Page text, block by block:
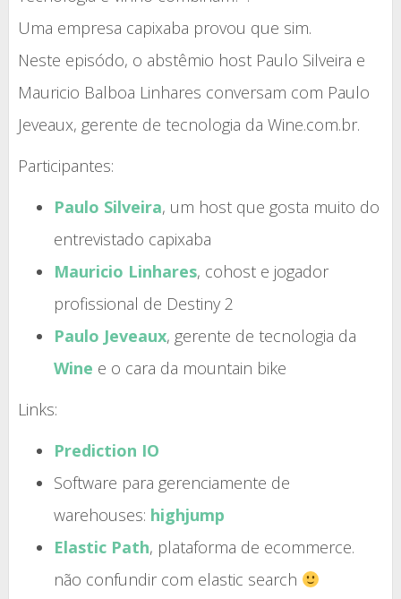
Uma empresa capixaba provou que sim.
Neste episódo, o abstêmio host Paulo Silveira e
Mauricio Balboa Linhares conversam com Paulo
Jeveaux, gerente de tecnologia da Wine.com.br.
Participantes:
Paulo Silveira, um host que gosta muito do
entrevistado capixaba
Mauricio Linhares, cohost e jogador
profissional de Destiny 2
Paulo Jeveaux, gerente de tecnologia da
Wine e o cara da mountain bike
Links:
Prediction IO
Software para gerenciamente de
warehouses: highjump
Elastic Path, plataforma de ecommerce.
não confundir com elastic search